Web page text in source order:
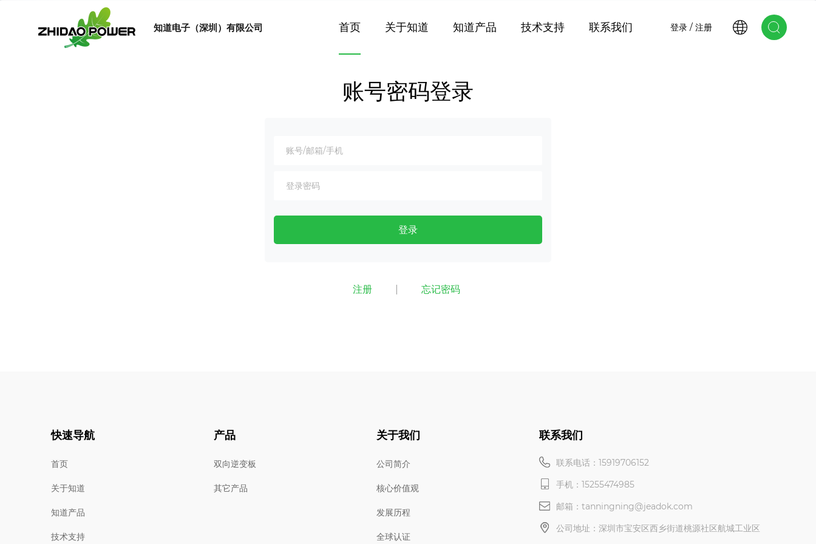
知道电子（深圳）有限公司 首页 关于知道 知道产品 技术支持 联系我们 登录 / 注册
账号密码登录
登录
注册 忘记密码
快速导航
首页
关于知道
知道产品
技术支持
产品
双向逆变板
其它产品
关于我们
公司简介
核心价值观
发展历程
全球认证
联系我们
联系电话：15919706152
手机：15255474985
邮箱：tanningning@jeadok.com
公司地址：深圳市宝安区西乡街道桃源社区航城工业区